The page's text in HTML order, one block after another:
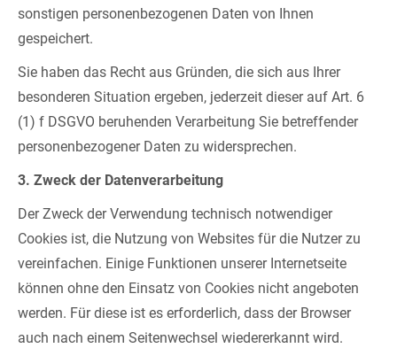
sonstigen personenbezogenen Daten von Ihnen
gespeichert.
Sie haben das Recht aus Gründen, die sich aus Ihrer
besonderen Situation ergeben, jederzeit dieser auf Art. 6
(1) f DSGVO beruhenden Verarbeitung Sie betreffender
personenbezogener Daten zu widersprechen.
3. Zweck der Datenverarbeitung
Der Zweck der Verwendung technisch notwendiger
Cookies ist, die Nutzung von Websites für die Nutzer zu
vereinfachen. Einige Funktionen unserer Internetseite
können ohne den Einsatz von Cookies nicht angeboten
werden. Für diese ist es erforderlich, dass der Browser
auch nach einem Seitenwechsel wiedererkannt wird.